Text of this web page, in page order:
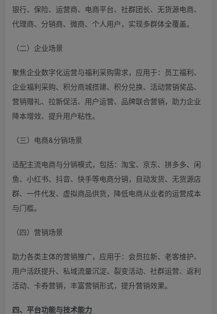
银行、保险、运营商、电商平台、社群团长、无货源电商、
代理商、分销商、微商、个人用户，实现多群体全覆盖。
（二）企业场景
聚焦企业数字化运营与福利采购需求，应用于：员工福利、
企业福利采购、积分商城搭建、积分兑换、活动营销奖品、
营销赠礼、拉新促活、用户运营、品牌联合营销，助力企业
降本增效、提升用户粘性。
（三）电商&分销场景
适配主流电商与分销模式，包括：淘宝、京东、拼多多、闲
鱼、小红书、抖音、快手等电商分销，自动发货、无货源店
群、一件代发、虚拟商品供货，降低电商从业者的运营成本
与门槛。
（四）营销场景
助力各类主体的营销推广，应用于：会员拉新、老客维护、
用户活跃提升、私域流量沉淀、裂变活动、社群运营、返利
活动、卡券营销，丰富营销形式，提升营销效果。
四、平台功能与技术能力